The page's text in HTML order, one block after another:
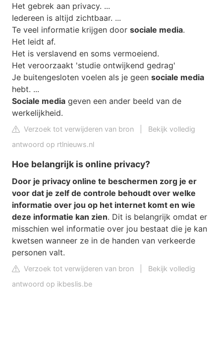
Het gebrek aan privacy. ...
Iedereen is altijd zichtbaar. ...
Te veel informatie krijgen door sociale media.
Het leidt af.
Het is verslavend en soms vermoeiend.
Het veroorzaakt 'studie ontwijkend gedrag'
Je buitengesloten voelen als je geen sociale media
hebt. ...
Sociale media geven een ander beeld van de
werkelijkheid.
Verzoek tot verwijderen van bron
Bekijk volledig
antwoord op rtlnieuws.nl
Hoe belangrijk is online privacy?
Door je privacy online te beschermen zorg je er
voor dat je zelf de controle behoudt over welke
informatie over jou op het internet komt en wie
deze informatie kan zien. Dit is belangrijk omdat er
misschien wel informatie over jou bestaat die je kan
kwetsen wanneer ze in de handen van verkeerde
personen valt.
Verzoek tot verwijderen van bron
Bekijk volledig
antwoord op ikbeslis.be